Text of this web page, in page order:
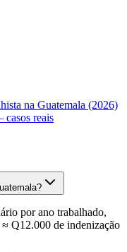
na Guatemala (2026)
reais
por ano trabalhado,
Q12.000 de indenização